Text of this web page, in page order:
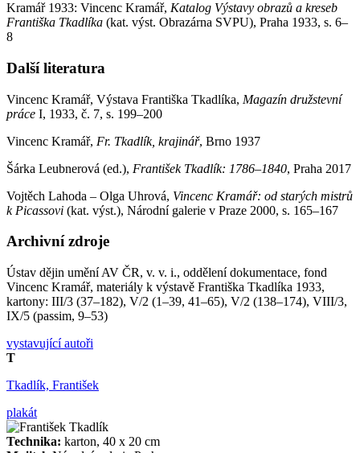
Kramář 1933: Vincenc Kramář, Katalog Výstavy obrazů a kreseb
Františka Tkadlíka (kat. výst. Obrazárna SVPU), Praha 1933, s. 6–
8
Další literatura
Vincenc Kramář, Výstava Františka Tkadlíka, Magazín družstevní
práce I, 1933, č. 7, s. 199–200
Vincenc Kramář, Fr. Tkadlík, krajinář, Brno 1937
Šárka Leubnerová (ed.), František Tkadlík: 1786–1840, Praha 2017
Vojtěch Lahoda – Olga Uhrová, Vincenc Kramář: od starých mistrů
k Picassovi (kat. výst.), Národní galerie v Praze 2000, s. 165–167
Archivní zdroje
Ústav dějin umění AV ČR, v. v. i., oddělení dokumentace, fond
Vincenc Kramář, materiály k výstavě Františka Tkadlíka 1933,
kartony: III/3 (37–182), V/2 (1–39, 41–65), V/2 (138–174), VIII/3,
IX/5 (passim, 9–53)
vystavující autoři
T
Tkadlík, František
plakát
Technika: karton, 40 x 20 cm